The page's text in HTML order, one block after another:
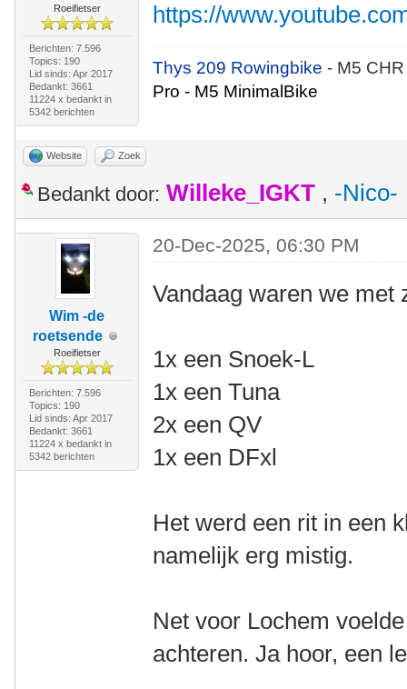
Roeifietser
Berichten: 7.596
Topics: 190
Lid sinds: Apr 2017
Bedankt: 3661
11224 x bedankt in
5342 berichten
https://
Thys 209 Rowingbike- M5
Pro - M5 MinimalBike
Website Zoek
Bedankt door: Willeke_IGKT , -Nico-
Wim -de
roetsende
Roeifietser
Berichten: 7.596
Topics: 190
Lid sinds: Apr 2017
Bedankt: 3661
11224 x bedankt in
5342 berichten
20-Dec-2025, 06:30 PM
Vandaag waren we met
1x een Snoek-L
1x een Tuna
2x een QV
1x een DFxl
Het werd een rit in een
namelijk erg mistig.
Net voor Lochem
achteren. Ja hoor, een